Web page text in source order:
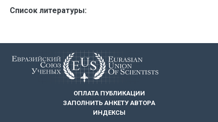
Список литературы:
ОПЛАТА ПУБЛИКАЦИИ
ЗАПОЛНИТЬ АНКЕТУ АВТОРА
ИНДЕКСЫ